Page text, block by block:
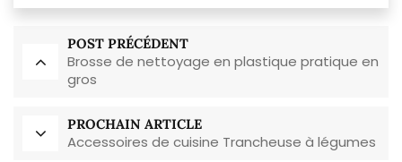
POST PRÉCÉDENT
Brosse de nettoyage en plastique pratique en
gros
PROCHAIN ARTICLE
Accessoires de cuisine Trancheuse à légumes